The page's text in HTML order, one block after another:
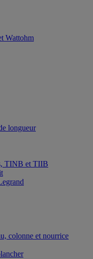
Wattohm
longueur
TINB et TIIB
colonne et nourrice